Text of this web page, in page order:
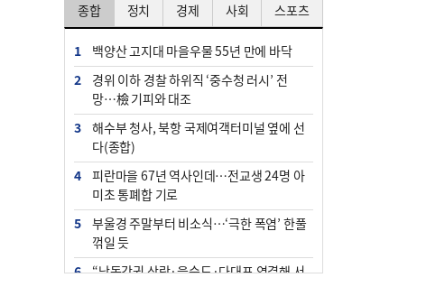
종합 정치 경제 사회 스포츠
1
백양산 고지대 마을우물 55년 만에 바닥
2
경위 이하 경찰 하위직 ‘중수청 러시’ 전
망…檢 기피와 대조
3
해수부 청사, 북항 국제여객터미널 옆에 선
다(종합)
4
피란마을 67년 역사인데…전교생 24명 아
미초 통폐합 기로
5
부울경 주말부터 비소식…‘극한 폭염’ 한풀
꺾일 듯
6
“낙동강권 삼락·을숙도·다대포 연결해 서